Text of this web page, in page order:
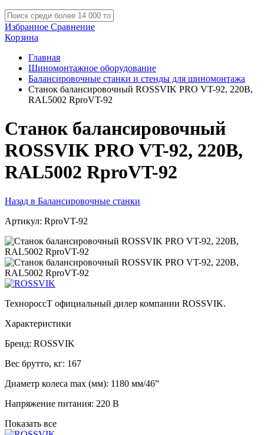
Избранное Сравнение
Корзина
Главная
Шиномонтажное оборудование
Балансировочные станки и стенды для шиномонтажа
Станок балансировочный ROSSVIK PRO VT-92, 220В,
RAL5002 RproVT-92
Станок балансировочный
ROSSVIK PRO VT-92, 220В,
RAL5002 RproVT-92
Назад в Балансировочные станки
Артикул: RproVT-92
ТехнороссТ официальный дилер компании ROSSVIK.
Характеристики
Бренд: ROSSVIK
Вес брутто, кг: 167
Диаметр колеса max (мм): 1180 мм/46”
Напряжение питания: 220 В
Показать все